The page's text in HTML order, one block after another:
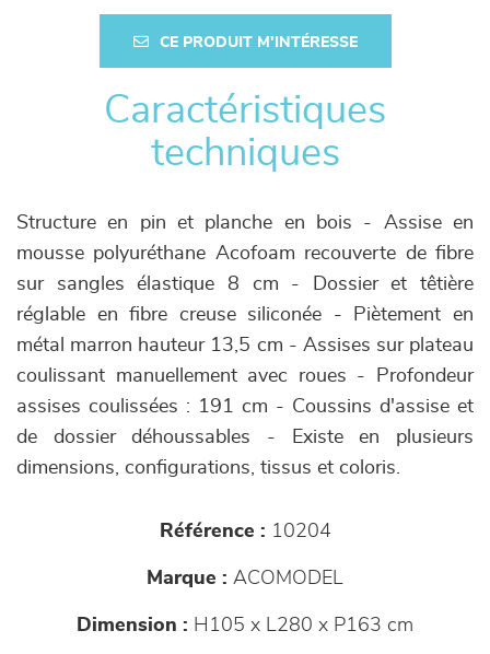
CE PRODUIT M'INTÉRESSE
Caractéristiques
techniques
Structure en pin et planche en bois - Assise en
mousse polyuréthane Acofoam recouverte de fibre
sur sangles élastique 8 cm - Dossier et têtière
réglable en fibre creuse siliconée - Piètement en
métal marron hauteur 13,5 cm - Assises sur plateau
coulissant manuellement avec roues - Profondeur
assises coulissées : 191 cm - Coussins d'assise et
de dossier déhoussables - Existe en plusieurs
dimensions, configurations, tissus et coloris.
Référence : 10204
Marque : ACOMODEL
Dimension : H105 x L280 x P163 cm